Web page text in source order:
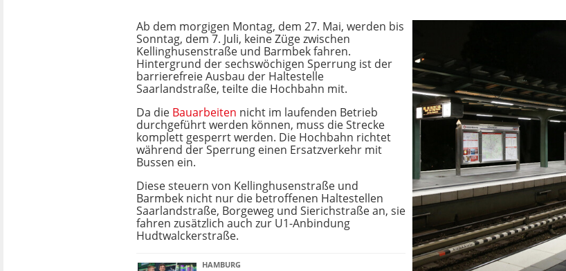
Ab dem morgigen Montag, dem 27. Mai, werden bis
Sonntag, dem 7. Juli, keine Züge zwischen
Kellinghusenstraße und Barmbek fahren.
Hintergrund der sechswöchigen Sperrung ist der
barrierefreie Ausbau der Haltestelle
Saarlandstraße, teilte die Hochbahn mit.
Da die Bauarbeiten nicht im laufenden Betrieb
durchgeführt werden können, muss die Strecke
komplett gesperrt werden. Die Hochbahn richtet
während der Sperrung einen Ersatzverkehr mit
Bussen ein.
Diese steuern von Kellinghusenstraße und
Barmbek nicht nur die betroffenen Haltestellen
Saarlandstraße, Borgeweg und Sierichstraße an, sie
fahren zusätzlich auch zur U1-Anbindung
Hudtwalckerstraße.
HAMBURG